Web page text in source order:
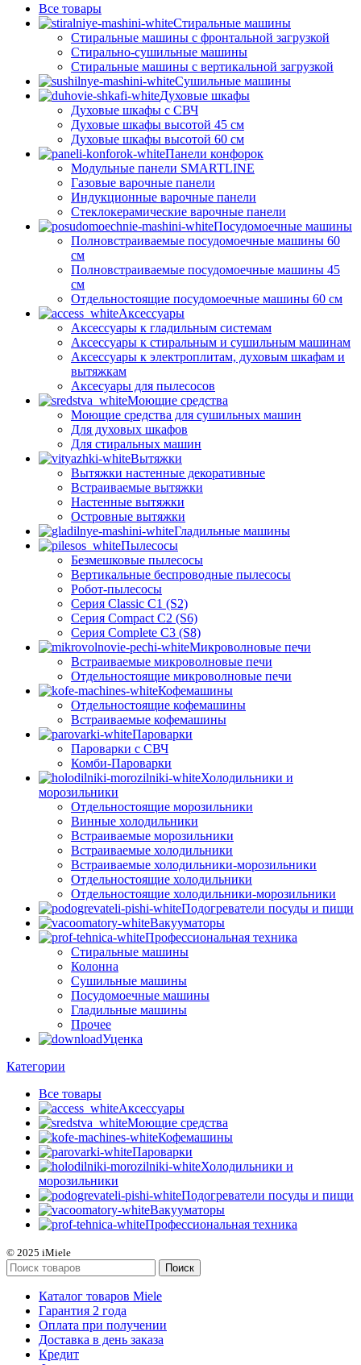
Все товары
Стиральные машины
Стиральные машины с фронтальной загрузкой
Стирально-сушильные машины
Стиральные машины с вертикальной загрузкой
Сушильные машины
Духовые шкафы
Духовые шкафы с СВЧ
Духовые шкафы высотой 45 см
Духовые шкафы высотой 60 см
Панели конфорок
Модульные панели SMARTLINE
Газовые варочные панели
Индукционные варочные панели
Стеклокерамические варочные панели
Посудомоечные машины
Полновстраиваемые посудомоечные машины 60
см
Полновстраиваемые посудомоечные машины 45
см
Отдельностоящие посудомоечные машины 60 см
Аксессуары
Аксессуары к гладильным системам
Аксессуары к стиральным и сушильным машинам
Аксессуары к электроплитам, духовым шкафам и
вытяжкам
Аксесуары для пылесосов
Моющие средства
Моющие средства для сушильных машин
Для духовых шкафов
Для стиральных машин
Вытяжки
Вытяжки настенные декоративные
Встраиваемые вытяжки
Настенные вытяжки
Островные вытяжки
Гладильные машины
Пылесосы
Безмешковые пылесосы
Вертикальные беспроводные пылесосы
Робот-пылесосы
Серия Classic C1 (S2)
Серия Compact C2 (S6)
Серия Complete C3 (S8)
Микроволновые печи
Встраиваемые микроволновые печи
Отдельностоящие микроволновые печи
Кофемашины
Отдельностоящие кофемашины
Встраиваемые кофемашины
Пароварки
Пароварки с СВЧ
Комби-Пароварки
Холодильники и
морозильники
Отдельностоящие морозильники
Винные холодильники
Встраиваемые морозильники
Встраиваемые холодильники
Встраиваемые холодильники-морозильники
Отдельностоящие холодильники
Отдельностоящие холодильники-морозильники
Подогреватели посуды и пищи
Вакууматоры
Профессиональная техника
Стиральные машины
Колонна
Сушильные машины
Посудомоечные машины
Гладильные машины
Прочее
Уценка
Категории
Все товары
Аксессуары
Моющие средства
Кофемашины
Пароварки
Холодильники и
морозильники
Подогреватели посуды и пищи
Вакууматоры
Профессиональная техника
© 2025 iMiele
Поиск
Каталог товаров Miele
Гарантия 2 года
Оплата при получении
Доставка в день заказа
Кредит